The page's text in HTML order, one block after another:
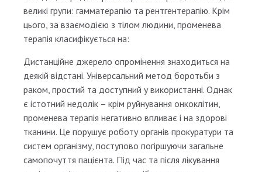
великі групи: гамматерапію та рентгентерапію. Крім
цього, за взаємодією з тілом людини, променева
терапія класифікується на:
Дистанційне джерело опромінення знаходиться на
деякій відстані. Універсальний метод боротьби з
раком, простий та доступний у використанні. Однак
є істотний недолік – крім руйнування онкоклітин,
променева терапія негативно впливає і на здорові
тканини. Це порушує роботу органів прокуратури та
систем організму, поступово погіршуючи загальне
самопочуття пацієнта. Під час та після лікування